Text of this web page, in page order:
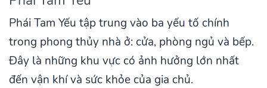
Phái Tam Yếu tập trung vào ba yếu tố chính
trong phong thủy nhà ở: cửa, phòng ngủ và bếp.
Đây là những khu vực có ảnh hưởng lớn nhất
đến vận khí và sức khỏe của gia chủ.